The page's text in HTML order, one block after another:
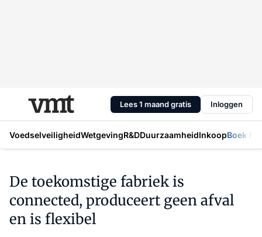
Lees 1 maand gratis Inloggen
VoedselveiligheidWetgevingR&DDuurzaamheidInkoopBoek
De toekomstige fabriek is
connected, produceert geen afval
en is flexibel